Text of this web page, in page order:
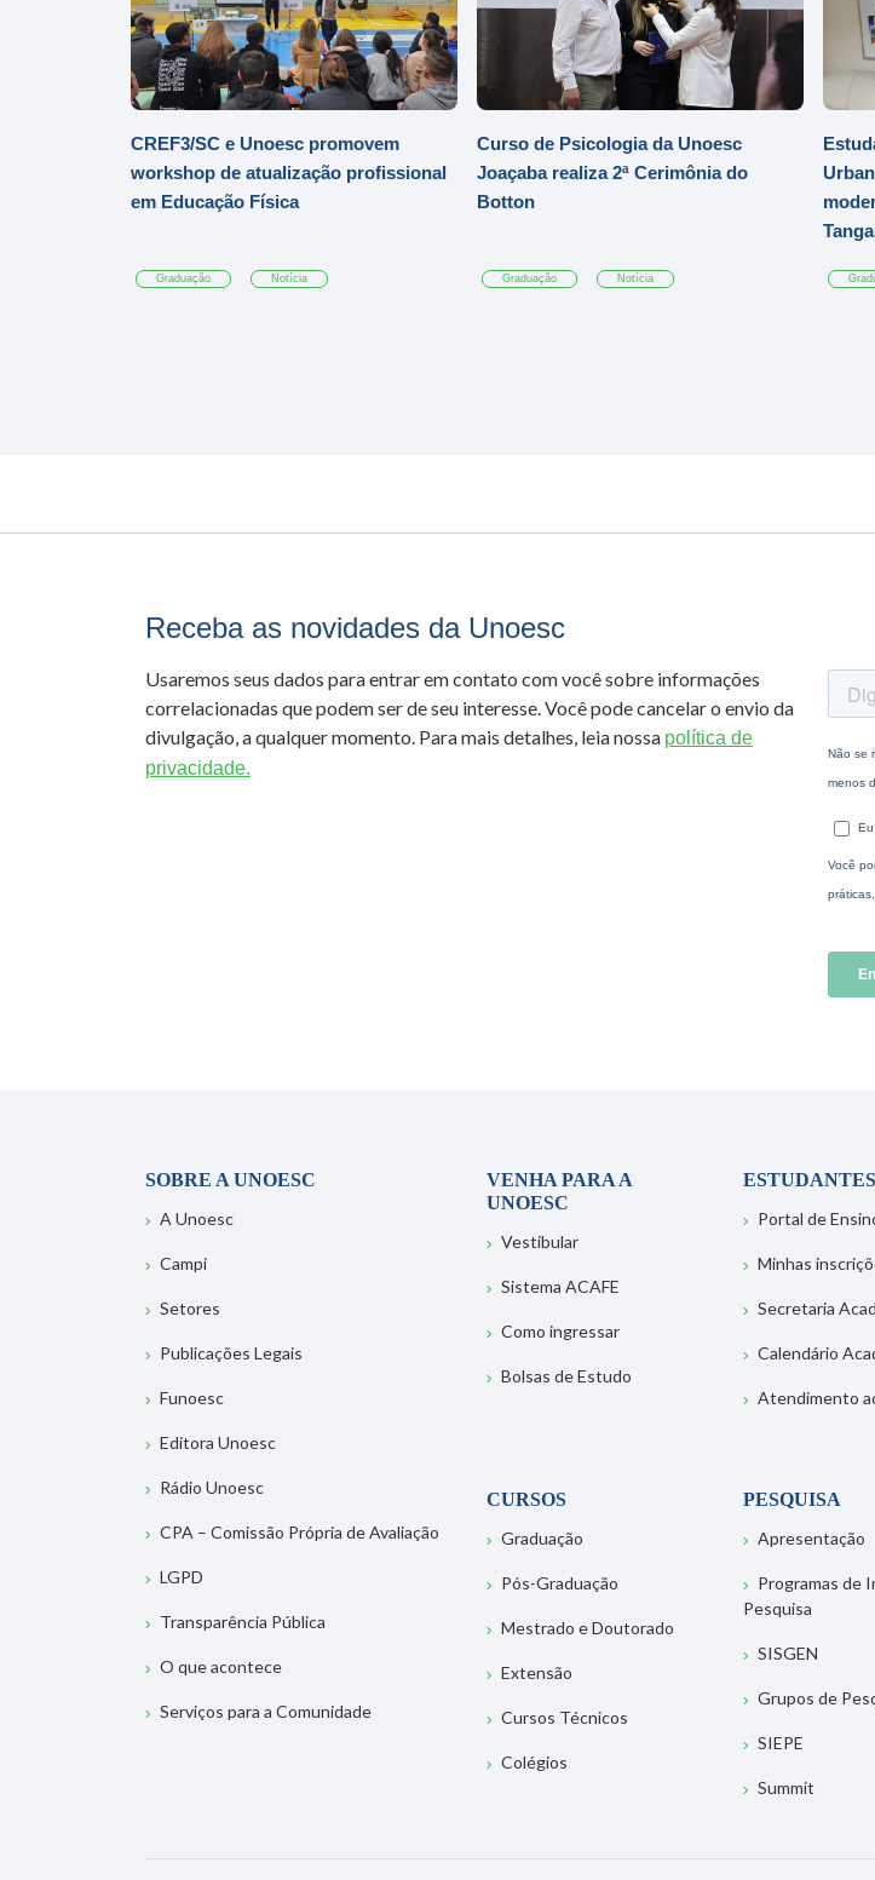
CREF3/SC e Unoesc promovem
workshop de atualização profissional
em Educação Física
Graduação Notícia
Curso de Psicologia da Unoesc
Joaçaba realiza 2ª Cerimônia do
Botton
Graduação Notícia
Receba as novidades da Unoesc
Usaremos seus dados para entrar em contato com você sobre informações
correlacionadas que podem ser de seu interesse. Você pode cancelar o envio da
divulgação, a qualquer momento. Para mais detalhes, leia nossa política de
privacidade.
SOBRE A UNOESC
A Unoesc
Campi
Setores
Publicações Legais
Funoesc
Editora Unoesc
Rádio Unoesc
CPA – Comissão Própria de Avaliação
LGPD
Transparência Pública
O que acontece
Serviços para a Comunidade
VENHA PARA A
UNOESC
Vestibular
Sistema ACAFE
Como ingressar
Bolsas de Estudo
ESTUDANTES
Portal de
Minhas
Secretaria
Calendário
Atendimento
CURSOS
Graduação
Pós-Graduação
Mestrado e Doutorado
Extensão
Cursos Técnicos
Colégios
PESQUISA
Apresentação
Programas de
Pesquisa
SISGEN
Grupos de
SIEPE
Summit